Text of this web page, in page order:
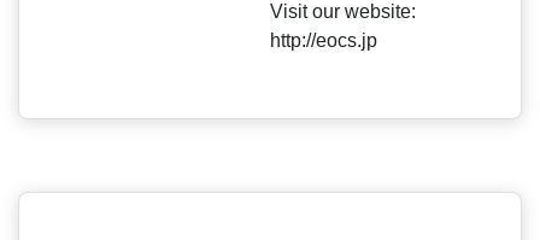
Visit our website:
http://eocs.jp